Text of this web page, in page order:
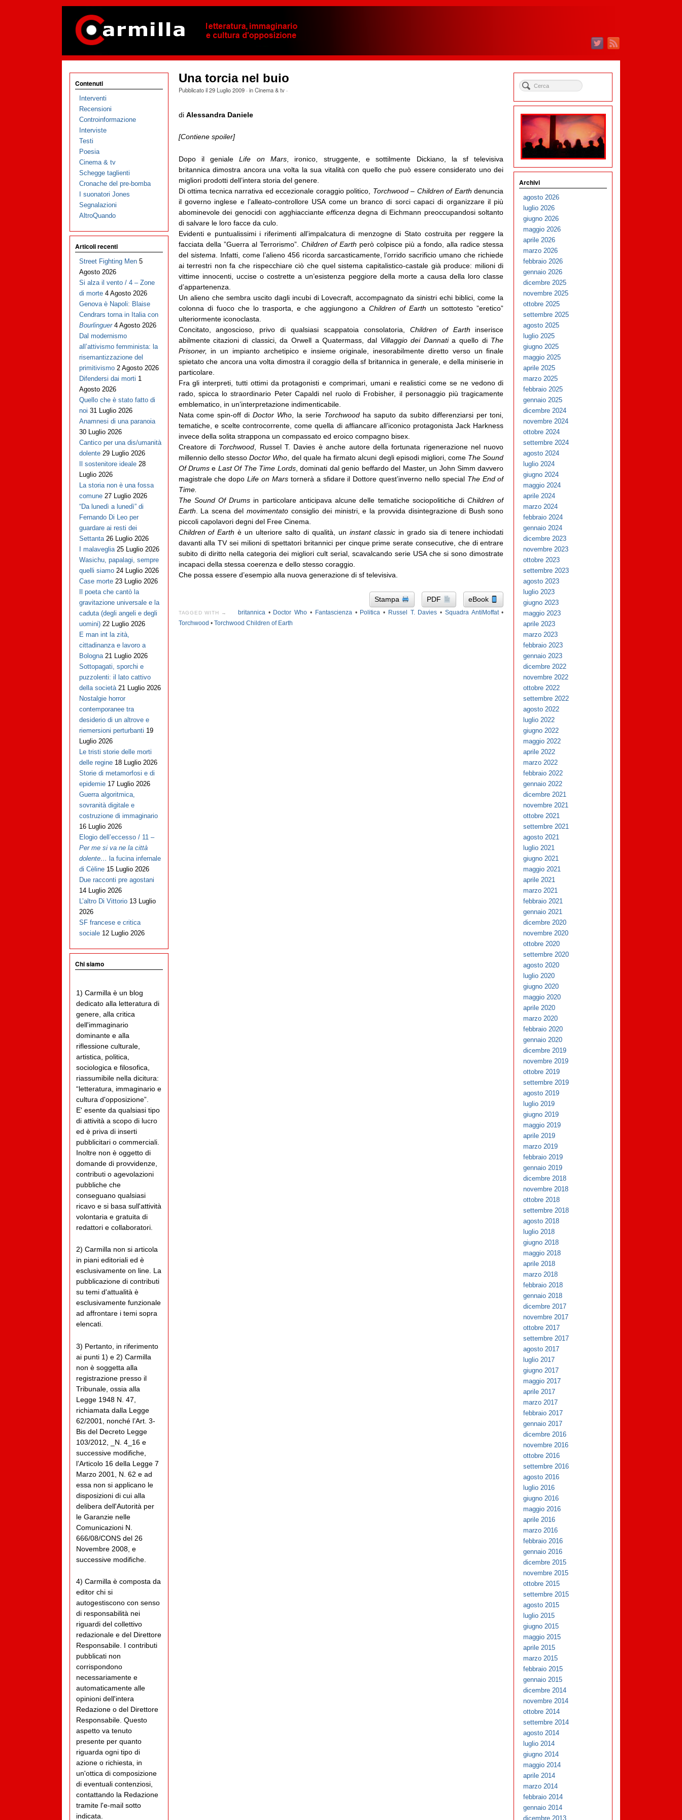
Una torcia nel buio
Pubblicato il29 Luglio 2009· inCinema & tv·
di Alessandra Daniele
[Contiene spoiler]
Dopo il genialeLife on Mars , ironico, struggente, e sottilmente Dickiano, la sf televisiva
britannica dimostra ancora una volta la sua vitalità con quello che può essere considerato uno dei
migliori prodotti dell’intera storia del genere.
Di ottima tecnica narrativa ed eccezionale coraggio politico, Torchwood – Children of Earth denuncia
il governo inglese e l’alleato-controllore USA come un branco di sorci capaci di organizzare il più
abominevole dei genocidi con agghiacciante efficenza degna di Eichmann preoccupandosi soltanto
di salvare le loro facce da culo.
Evidenti e puntualissimi i riferimenti all’impalcatura di menzogne di Stato costruita per reggere la
facciata della ”Guerra al Terrorismo”. Children of Earth però colpisce più a fondo, alla radice stessa
del sistema . Infatti, come l’alieno 456 ricorda sarcasticamente, l’orrido sacrificio umano che richiede
ai terrestri non fa che rispecchiare ciò che quel sistema capitalistico-castale già produce: milioni di
vittime innocenti, uccise o costrette a un’esistenza peggiore della morte a causa della loro classe
d’appartenenza.
Un alieno che sembra uscito dagli incubi di Lovecraft, accompagnato da sinistri echi biblici, come la
colonna di fuoco che lo trasporta, e che aggiungono aChildren of Earth un sottotesto ”eretico”
ulteriormente iconoclasta.
Concitato, angoscioso, privo di qualsiasi scappatoia consolatoria, Children of Earth inserisce
abilmente citazioni di classici, da Orwell a Quatermass, dalVillaggio dei Dannatia quello di The
Prisoner,
in un impianto archetipico e insieme originale, inesorabilmente diretto verso un finale
spietato che ancora una volta dimostra il coraggio della sf britannica in generale, e della miniserie in
particolare.
Fra gli interpreti, tutti ottimi da protagonisti e comprimari, umani e realistici come se ne vedono di
rado, spicca lo straordinario Peter Capaldi nel ruolo di Frobisher, il personaggio più tragicamente
emblematico, in un’interpretazione indimenticabile.
Nata come spin-off diDoctor Who , la serie Torchwood ha saputo da subito differenziarsi per toni,
tematiche, e scelte controcorrente, come quella di affiancare all’iconico protagonista Jack Harkness
invece della solita strappona un compassato ed eroico compagno bisex.
Creatore di Torchwood , Russel T. Davies è anche autore della fortunata rigenerazione nel nuovo
millennio dello stessoDoctor Who , del quale ha firmato alcuni degli episodi migliori, come The Sound
Of Drumse Last Of The Time Lords, dominati dal genio beffardo del Master, un John Simm davvero
magistrale che dopoLife on Marstornerà a sfidare il Dottore quest’inverno nello special The End of
Time.
The Sound Of Drums in particolare anticipava alcune delle tematiche sociopolitiche diChildren of
Earth . La scena del movimentatoconsiglio dei ministri, e la provvida disintegrazione di Bush sono
piccoli capolavori degni del Free Cinema.
Children of Earth è un ulteriore salto di qualità, un instant classicin grado sia di tenere inchiodati
davanti alla TV sei milioni di spettatori britannici per cinque prime serate consecutive, che di entrare
subito di diritto nella categoria dei migliori cult serial, scavalcando serie USA che si sono dimostrate
incapaci della stessa coerenza e dello stesso coraggio.
Che possa essere d’esempio alla nuova generazione di sf televisiva.
Stampa PDF eBook
TAGGED WITH → britannica• Doctor Who • Fantascienza• Politica • Russel T. Davies • Squadra AntiMoffat•
Torchwood • Torchwood Children of Earth
Contenuti
Interventi
Recensioni
Controinformazione
Interviste
Testi
Poesia
Cinema & tv
Schegge taglienti
Cronache del pre-bomba
I suonatori Jones
Segnalazioni
AltroQuando
Articoli recenti
Street Fighting Men 5
Agosto 2026
Si alza il vento / 4 – Zone
di morte 4 Agosto 2026
Genova è Napoli: Blaise
Cendrars torna in Italia con
Bourlinguer 4 Agosto 2026
Dal modernismo
all’attivismo femminista: la
risemantizzazione del
primitivismo 2 Agosto 2026
Difendersi dai morti 1
Agosto 2026
Quello che è stato fatto di
noi 31 Luglio 2026
Anamnesi di una paranoia
30 Luglio 2026
Cantico per una dis/umanità
dolente 29 Luglio 2026
Il sostenitore ideale 28
Luglio 2026
La storia non è una fossa
comune 27 Luglio 2026
“Da lunedì a lunedì” di
Fernando Di Leo per
guardare ai resti dei
Settanta 26 Luglio 2026
I malaveglia 25 Luglio 2026
Wasichu, papalagi, sempre
quelli siamo 24 Luglio 2026
Case morte 23 Luglio 2026
Il poeta che cantò la
gravitazione universale e la
caduta (degli angeli e degli
uomini) 22 Luglio 2026
E man int la zità,
cittadinanza e lavoro a
Bologna 21 Luglio 2026
Sottopagati, sporchi e
puzzolenti: il lato cattivo
della società 21 Luglio 2026
Nostalgie horror
contemporanee tra
desiderio di un altrove e
riemersioni perturbanti 19
Luglio 2026
Le tristi storie delle morti
delle regine 18 Luglio 2026
Storie di metamorfosi e di
epidemie 17 Luglio 2026
Guerra algoritmica,
sovranità digitale e
costruzione di immaginario
16 Luglio 2026
Elogio dell’eccesso / 11 –
Per me si va ne la città
dolente… la fucina infernale
di Cèline 15 Luglio 2026
Due racconti pre agostani
14 Luglio 2026
L’altro Di Vittorio 13 Luglio
2026
SF francese e critica
sociale 12 Luglio 2026
Chi siamo
1) Carmilla è un blog
dedicato alla letteratura di
genere, alla critica
dell'immaginario
dominante e alla
riflessione culturale,
artistica, politica,
sociologica e filosofica,
riassumibile nella dicitura:
“letteratura, immaginario e
cultura d'opposizione”.
E' esente da qualsiasi tipo
di attività a scopo di lucro
ed è priva di inserti
pubblicitari o commerciali.
Inoltre non è oggetto di
domande di provvidenze,
contributi o agevolazioni
pubbliche che
conseguano qualsiasi
ricavo e si basa sull'attività
volontaria e gratuita di
redattori e collaboratori.
2) Carmilla non si articola
in piani editoriali ed è
esclusivamente on line. La
pubblicazione di contributi
su temi d'attualità è
esclusivamente funzionale
ad affrontare i temi sopra
elencati.
3) Pertanto, in riferimento
ai punti 1) e 2) Carmilla
non è soggetta alla
registrazione presso il
Tribunale, ossia alla
Legge 1948 N. 47,
richiamata dalla Legge
62/2001, nonché l’Art. 3-
Bis del Decreto Legge
103/2012, _N. 4_16 e
successive modifiche,
l’Articolo 16 della Legge 7
Marzo 2001, N. 62 e ad
essa non si applicano le
disposizioni di cui alla
delibera dell'Autorità per
le Garanzie nelle
Comunicazioni N.
666/08/CONS del 26
Novembre 2008, e
successive modifiche.
4) Carmilla è composta da
editor chi si
autogestiscono con senso
di responsabilità nei
riguardi del collettivo
redazionale e del Direttore
Responsabile. I contributi
pubblicati non
corrispondono
necessariamente e
automaticamente alle
opinioni dell'intera
Redazione o del Direttore
Responsabile. Questo
aspetto va tenuto
presente per quanto
riguarda ogni tipo di
azione o richiesta, in
un'ottica di composizione
di eventuali contenziosi,
contattando la Redazione
tramite l'e-mail sotto
indicata.
Archivi
agosto 2026
luglio 2026
giugno 2026
maggio 2026
aprile 2026
marzo 2026
febbraio 2026
gennaio 2026
dicembre 2025
novembre 2025
ottobre 2025
settembre 2025
agosto 2025
luglio 2025
giugno 2025
maggio 2025
aprile 2025
marzo 2025
febbraio 2025
gennaio 2025
dicembre 2024
novembre 2024
ottobre 2024
settembre 2024
agosto 2024
luglio 2024
giugno 2024
maggio 2024
aprile 2024
marzo 2024
febbraio 2024
gennaio 2024
dicembre 2023
novembre 2023
ottobre 2023
settembre 2023
agosto 2023
luglio 2023
giugno 2023
maggio 2023
aprile 2023
marzo 2023
febbraio 2023
gennaio 2023
dicembre 2022
novembre 2022
ottobre 2022
settembre 2022
agosto 2022
luglio 2022
giugno 2022
maggio 2022
aprile 2022
marzo 2022
febbraio 2022
gennaio 2022
dicembre 2021
novembre 2021
ottobre 2021
settembre 2021
agosto 2021
luglio 2021
giugno 2021
maggio 2021
aprile 2021
marzo 2021
febbraio 2021
gennaio 2021
dicembre 2020
novembre 2020
ottobre 2020
settembre 2020
agosto 2020
luglio 2020
giugno 2020
maggio 2020
aprile 2020
marzo 2020
febbraio 2020
gennaio 2020
dicembre 2019
novembre 2019
ottobre 2019
settembre 2019
agosto 2019
luglio 2019
giugno 2019
maggio 2019
aprile 2019
marzo 2019
febbraio 2019
gennaio 2019
dicembre 2018
novembre 2018
ottobre 2018
settembre 2018
agosto 2018
luglio 2018
giugno 2018
maggio 2018
aprile 2018
marzo 2018
febbraio 2018
gennaio 2018
dicembre 2017
novembre 2017
ottobre 2017
settembre 2017
agosto 2017
luglio 2017
giugno 2017
maggio 2017
aprile 2017
marzo 2017
febbraio 2017
gennaio 2017
dicembre 2016
novembre 2016
ottobre 2016
settembre 2016
agosto 2016
luglio 2016
giugno 2016
maggio 2016
aprile 2016
marzo 2016
febbraio 2016
gennaio 2016
dicembre 2015
novembre 2015
ottobre 2015
settembre 2015
agosto 2015
luglio 2015
giugno 2015
maggio 2015
aprile 2015
marzo 2015
febbraio 2015
gennaio 2015
dicembre 2014
novembre 2014
ottobre 2014
settembre 2014
agosto 2014
luglio 2014
giugno 2014
maggio 2014
aprile 2014
marzo 2014
febbraio 2014
gennaio 2014
dicembre 2013